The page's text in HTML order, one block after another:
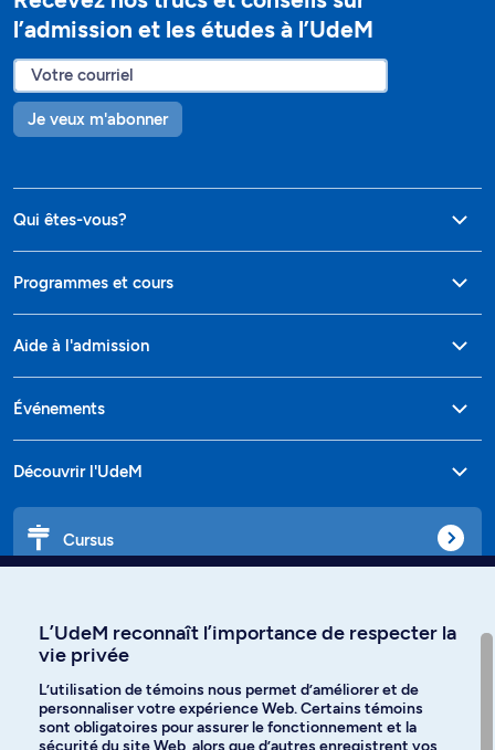
l’admission et les études à l’UdeM
Je veux m'abonner
Qui êtes-vous?
Programmes et cours
Aide à l'admission
Événements
Découvrir l'UdeM
Cursus
Langues
L’UdeM reconnaît l’importance de respecter la
vie privée
L’utilisation de témoins nous permet d’améliorer et de
personnaliser votre expérience Web. Certains témoins
sont obligatoires pour assurer le fonctionnement et la
sécurité du site Web, alors que d’autres enregistrent vos